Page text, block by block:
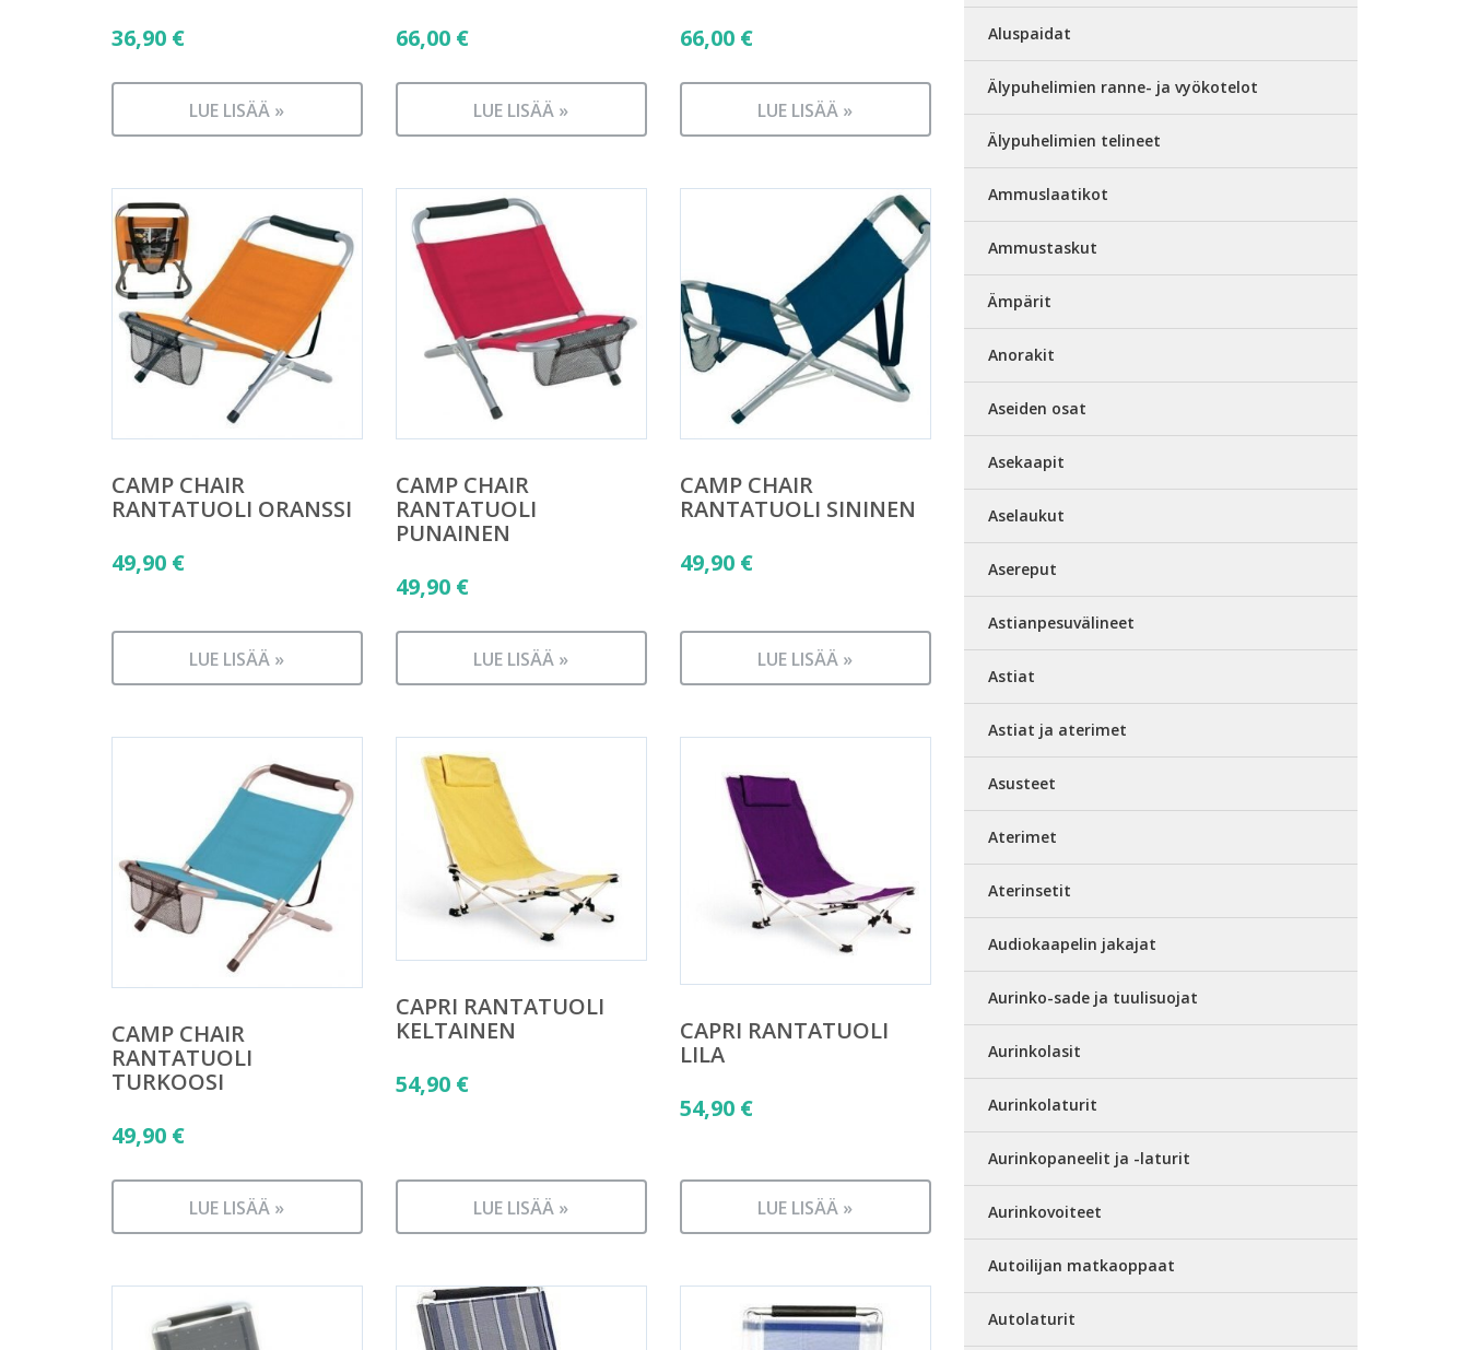
36,90 €
LUE LISÄÄ »
66,00 €
LUE LISÄÄ »
66,00 €
LUE LISÄÄ »
CAMP CHAIR
RANTATUOLI ORANSSI
49,90 €
LUE LISÄÄ »
CAMP CHAIR
RANTATUOLI
PUNAINEN
49,90 €
LUE LISÄÄ »
CAMP CHAIR
RANTATUOLI SININEN
49,90 €
LUE LISÄÄ »
CAMP CHAIR
RANTATUOLI
TURKOOSI
49,90 €
LUE LISÄÄ »
CAPRI RANTATUOLI
KELTAINEN
54,90 €
LUE LISÄÄ »
CAPRI RANTATUOLI
LILA
54,90 €
LUE LISÄÄ »
Aluspaidat
Älypuhelimien ranne- ja vyökotelot
Älypuhelimien telineet
Ammuslaatikot
Ammustaskut
Ämpärit
Anorakit
Aseiden osat
Asekaapit
Aselaukut
Asereput
Astianpesuvälineet
Astiat
Astiat ja aterimet
Asusteet
Aterimet
Aterinsetit
Audiokaapelin jakajat
Aurinko-sade ja tuulisuojat
Aurinkolasit
Aurinkolaturit
Aurinkopaneelit ja -laturit
Aurinkovoiteet
Autoilijan matkaoppaat
Autolaturit